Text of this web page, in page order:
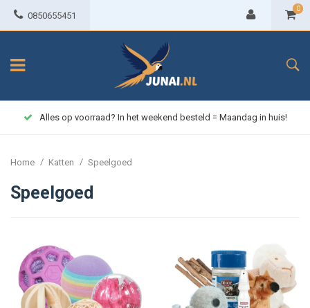
0850655451
0
Alles op voorraad? In het weekend besteld = Maandag in huis!
Home / Katten / Speelgoed
Speelgoed